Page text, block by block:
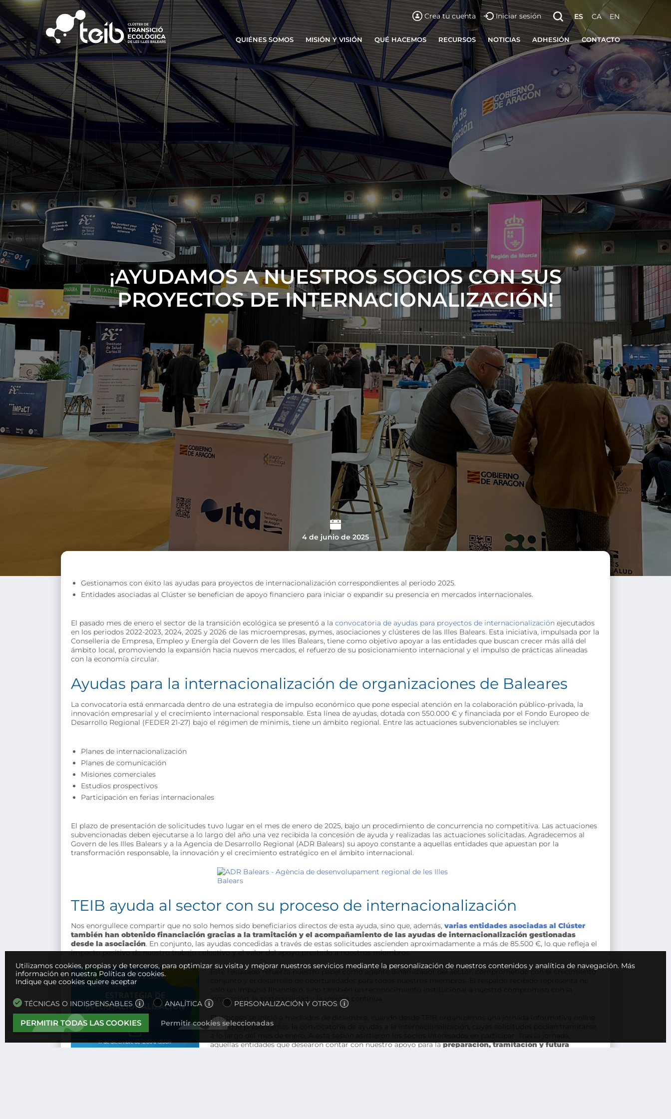
Crea tu cuenta Iniciar sesión ES CA EN
QUIÉNES SOMOS MISIÓN Y VISIÓN QUÉ HACEMOS RECURSOS NOTICIAS ADHESIÓN CONTACTO
¡AYUDAMOS A NUESTROS SOCIOS CON SUS
PROYECTOS DE INTERNACIONALIZACIÓN!
4 de junio de 2025
Gestionamos con éxito las ayudas para proyectos de internacionalización correspondientes al periodo 2025.
Entidades asociadas al Clúster se benefician de apoyo financiero para iniciar o expandir su presencia en mercados internacionales.
El pasado mes de enero el sector de la transición ecológica se presentó a la convocatoria de ayudas para proyectos de internacionalización ejecutados
en los periodos 2022-2023, 2024, 2025 y 2026 de las microempresas, pymes, asociaciones y clústeres de las Illes Balears. Esta iniciativa, impulsada por la
Conselleria de Empresa, Empleo y Energía del Govern de les Illes Balears, tiene como objetivo apoyar a las entidades que buscan crecer más allá del
ámbito local, promoviendo la expansión hacia nuevos mercados, el refuerzo de su posicionamiento internacional y el impulso de prácticas alineadas
con la economía circular.
Ayudas para la internacionalización de organizaciones de Baleares
La convocatoria está enmarcada dentro de una estrategia de impulso económico que pone especial atención en la colaboración público-privada, la
innovación empresarial y el crecimiento internacional responsable. Esta línea de ayudas, dotada con 550.000 € y financiada por el Fondo Europeo de
Desarrollo Regional (FEDER 21-27) bajo el régimen de minimis, tiene un ámbito regional. Entre las actuaciones subvencionables se incluyen:
Planes de internacionalización
Planes de comunicación
Misiones comerciales
Estudios prospectivos
Participación en ferias internacionales
El plazo de presentación de solicitudes tuvo lugar en el mes de enero de 2025, bajo un procedimiento de concurrencia no competitiva. Las actuaciones
subvencionadas deben ejecutarse a lo largo del año una vez recibida la concesión de ayuda y realizadas las actuaciones solicitadas. Agradecemos al
Govern de les Illes Balears y a la Agencia de Desarrollo Regional (ADR Balears) su apoyo constante a aquellas entidades que apuestan por la
transformación responsable, la innovación y el crecimiento estratégico en el ámbito internacional.
TEIB ayuda al sector con su proceso de internacionalización
Nos enorgullece compartir que no solo hemos sido beneficiarios directos de esta ayuda, sino que, además, varias entidades asociadas al Clúster
también han obtenido financiación gracias a la tramitación y el acompañamiento de las ayudas de internacionalización gestionadas
desde la asociación. En conjunto, las ayudas concedidas a través de estas solicitudes ascienden aproximadamente a más de 85.500 €, lo que refleja el
impacto positivo de nuestro trabajo colectivo y el valor del apoyo prestado a nuestros miembros.
Este resultado refuerza nuestro papel como agente dinamizador del sector, comprometido con el crecimiento
innovación, la sostenibilidad y la mejora continua.
El proceso se inició a mediados de diciembre, cuando desde TEIB organizamos una jornada informativa online
en la que presentamos la convocatoria de ayudas a la internacionalización, cuyas solicitudes podían tramitarse
aquellas entidades que desearon contar con nuestro apoyo para lapreparación, tramitación y futura
Utilizamos cookies, propias y de terceros, para optimizar su visita y mejorar nuestros servicios mediante la personalización de nuestros contenidos y analítica de navegación. Más
información en nuestra Política de cookies.
Indique que cookies quiere aceptar
TÉCNICAS O INDISPENSABLES ANALÍTICA PERSONALIZACIÓN Y OTROS
PERMITIR TODAS LAS COOKIES Permitir cookies seleccionadas